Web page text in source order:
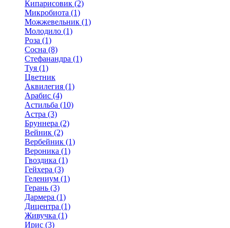
Кипарисовик (2)
Микробиота (1)
Можжевельник (1)
Молодило (1)
Роза (1)
Сосна (8)
Стефанандра (1)
Туя (1)
Цветник
Аквилегия (1)
Арабис (4)
Астильба (10)
Астра (3)
Бруннера (2)
Вейник (2)
Вербейник (1)
Вероника (1)
Гвоздика (1)
Гейхера (3)
Гелениум (1)
Герань (3)
Дармера (1)
Дицентра (1)
Живучка (1)
Ирис (3)